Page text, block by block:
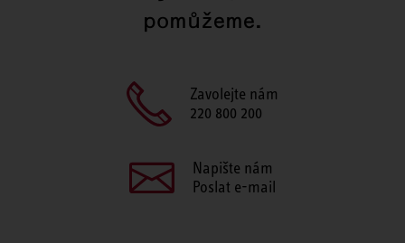
pomůžeme.
Zavolejte nám
220 800 200
Napište nám
Poslat e-mail